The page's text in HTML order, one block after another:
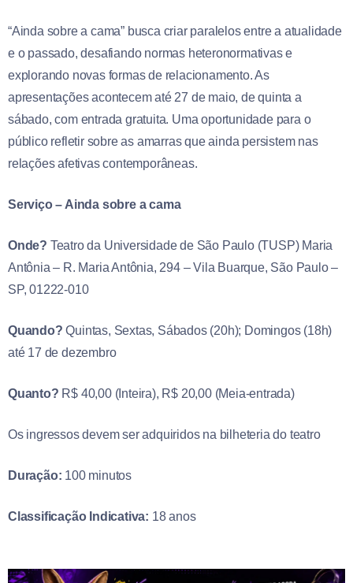
“Ainda sobre a cama” busca criar paralelos entre a atualidade
e o passado, desafiando normas heteronormativas e
explorando novas formas de relacionamento. As
apresentações acontecem até 27 de maio, de quinta a
sábado, com entrada gratuita. Uma oportunidade para o
público refletir sobre as amarras que ainda persistem nas
relações afetivas contemporâneas.
Serviço – Ainda sobre a cama
Onde? Teatro da Universidade de São Paulo (TUSP) Maria
Antônia – R. Maria Antônia, 294 – Vila Buarque, São Paulo –
SP, 01222-010
Quando? Quintas, Sextas, Sábados (20h); Domingos (18h)
até 17 de dezembro
Quanto? R$ 40,00 (Inteira), R$ 20,00 (Meia-entrada)
Os ingressos devem ser adquiridos na bilheteria do teatro
Duração: 100 minutos
Classificação Indicativa: 18 anos